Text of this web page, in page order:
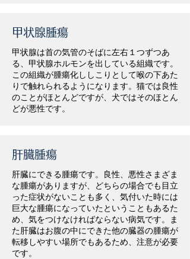
甲状腺腫瘍
甲状腺は首の気管のそばに左右１つずつあ
る、甲状腺ホルモンを出している組織です。
この組織が腫瘍化ししこりとして喉の下あた
りで触れられるようになります。猫では良性
のことがほとんどですが、犬ではそのほとん
どが悪性です。
肝臓腫瘍
肝臓にできる腫瘍です。良性、悪性さまざま
な腫瘍がありますが、どちらの場合でも目立
った症状がないことも多く、気付いた時には
巨大な腫瘍になっていたということもあるた
め、気をつけなければならない病気です。ま
た肝臓はお腹の中にできた他の臓器の腫瘍が
転移しやすい場所でもあるため、注意が必要
です。